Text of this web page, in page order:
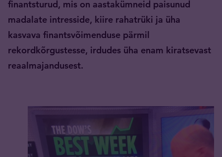
finantsturud, mis on aastakümneid paisunud
madalate intresside, kiire rahatrüki ja üha
kasvava finantsvõimenduse pärmil
rekordkõrgustesse, irdudes üha enam kiratsevast
reaalmajandusest.